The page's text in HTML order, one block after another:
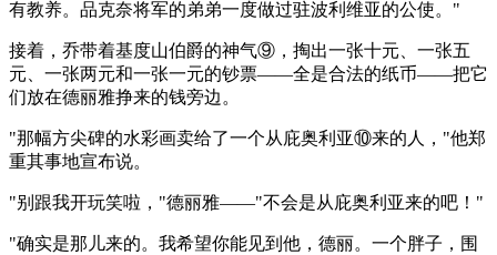
有教养。品克奈将军的弟弟一度做过驻波利维亚的公使。"
接着，乔带着基度山伯爵的神气⑨，掏出一张十元、一张五
元、一张两元和一张一元的钞票——全是合法的纸币——把它
们放在德丽雅挣来的钱旁边。
"那幅方尖碑的水彩画卖给了一个从庇奥利亚⑩来的人，"他郑
重其事地宣布说。
"别跟我开玩笑啦，"德丽雅——"不会是从庇奥利亚来的吧！"
"确实是那儿来的。我希望你能见到他，德丽。一个胖子，围